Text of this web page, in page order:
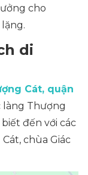
cho
di
Cát, quận
làng Thượng
đến với các
chùa Giác